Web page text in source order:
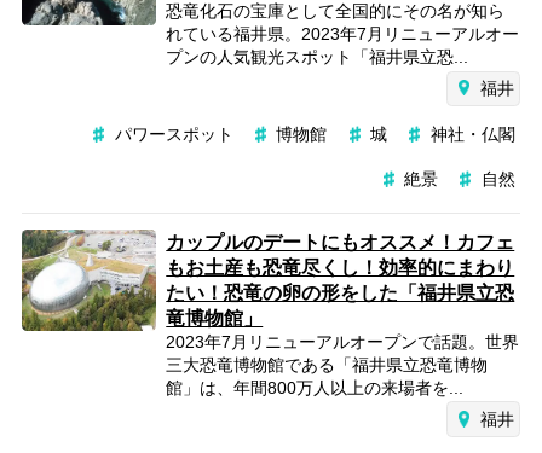
恐竜化石の宝庫として全国的にその名が知ら
れている福井県。2023年7月リニューアルオー
プンの人気観光スポット「福井県立恐...
福井
パワースポット 博物館 城 神社・仏閣
絶景 自然
カップルのデートにもオススメ！カフェ
もお土産も恐竜尽くし！効率的にまわり
たい！恐竜の卵の形をした「福井県立恐
竜博物館」
2023年7月リニューアルオープンで話題。世界
三大恐竜博物館である「福井県立恐竜博物
館」は、年間800万人以上の来場者を...
福井